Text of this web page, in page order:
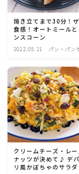
牛肉料理
ひき肉料理
卵料理
野菜料理(ブロッコ
の花・その他)
野菜料理(きゅうり
ゃ・ゴーヤ)
焼き立てまで30分！
食感！オートミールと
ンスコーン
2022.05.21
パン・パン
イ・ケーク
もの
クリームチーズ・レー
ナッツが決めて♪ デ
リ風かぼちゃのサラダ